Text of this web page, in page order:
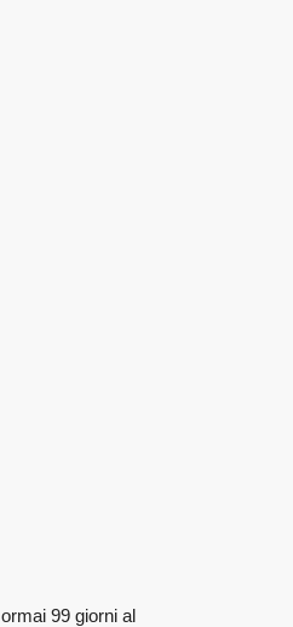
99 giorni al